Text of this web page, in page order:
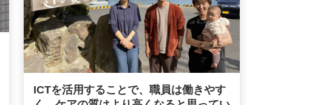
ICTを活用することで、職員は働きやす